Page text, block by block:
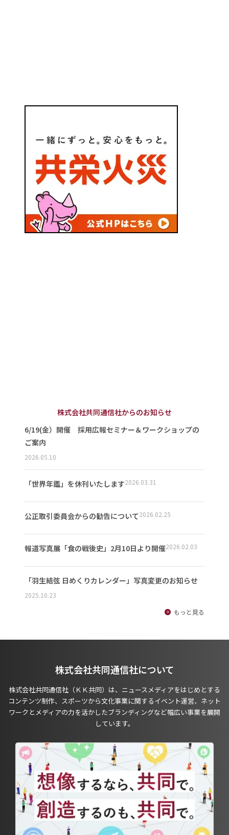
株式会社共同通信社からのお知らせ
6/19(金）開催 採用広報セミナー＆ワークショップの
ご案内
2026.05.10
「世界年鑑」を休刊いたします2026.03.31
公正取引委員会からの勧告について2026.02.25
報道写真展「食の戦後史」2月10日より開催2026.02.03
「羽生結弦 日めくりカレンダー」写真変更のお知らせ
2025.10.23
もっと見る
株式会社共同通信社について
株式会社共同通信社（ＫＫ共同）は、ニュースメディアをはじめとする
コンテンツ制作、スポーツから文化事業に関するイベント運営、ネット
ワークとメディアの力を活かしたブランディングなど幅広い事業を展開
しています。